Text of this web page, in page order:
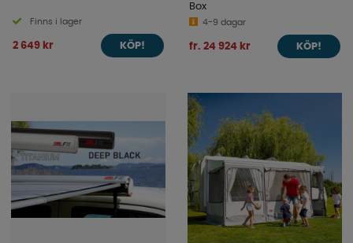
Finns i lager
2 649 kr KÖP!
Box
4-9 dagar
fr. 24 924 kr KÖP!